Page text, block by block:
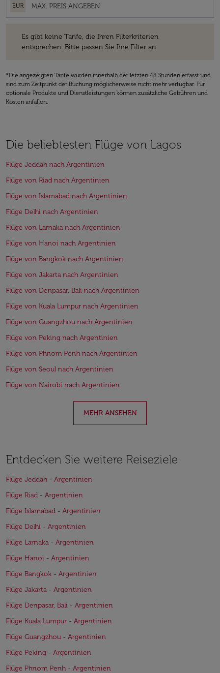
EUR
Es gibt keine Tarife, die Ihren Filterkriterien
entsprechen. Bitte passen Sie Ihre Filter an.
*Die angezeigten Tarife wurden innerhalb der letzten 48 Stunden erfasst und
sind zum Zeitpunkt der Buchung möglicherweise nicht mehr verfügbar. Für
optionale Produkte und Dienstleistungen können zusätzliche Gebühren und
Kosten anfallen.
Die beliebtesten Flüge von Lagos
Flüge Jeddah nach Argentinien
Flüge von Riad nach Argentinien
Flüge von Islamabad nach Argentinien
Flüge Delhi nach Argentinien
Flüge von Larnaka nach Argentinien
Flüge von Hanoi nach Argentinien
Flüge von Bangkok nach Argentinien
Flüge von Jakarta nach Argentinien
Flüge von Denpasar, Bali nach Argentinien
Flüge von Kuala Lumpur nach Argentinien
Flüge von Guangzhou nach Argentinien
Flüge von Peking nach Argentinien
Flüge von Phnom Penh nach Argentinien
Flüge von Seoul nach Argentinien
Flüge von Nairobi nach Argentinien
MEHR ANSEHEN
Entdecken Sie weitere Reiseziele
Flüge Jeddah - Argentinien
Flüge Riad - Argentinien
Flüge Islamabad - Argentinien
Flüge Delhi - Argentinien
Flüge Larnaka - Argentinien
Flüge Hanoi - Argentinien
Flüge Bangkok - Argentinien
Flüge Jakarta - Argentinien
Flüge Denpasar, Bali - Argentinien
Flüge Kuala Lumpur - Argentinien
Flüge Guangzhou - Argentinien
Flüge Peking - Argentinien
Flüge Phnom Penh - Argentinien